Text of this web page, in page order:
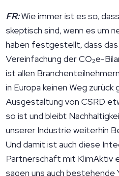
FR:Wie immer ist es so,
skeptisch sind, wenn es um
haben festgestellt, dass
Vereinfachung der CO₂e-
ist allen
in Europa keinen Weg zurück
Ausgestaltung von CSRD
so ist und bleibt
unserer Industrie weiterhin
Und damit ist auch diese
Partnerschaft mit KlimAktiv
sagen uns auch bestehende